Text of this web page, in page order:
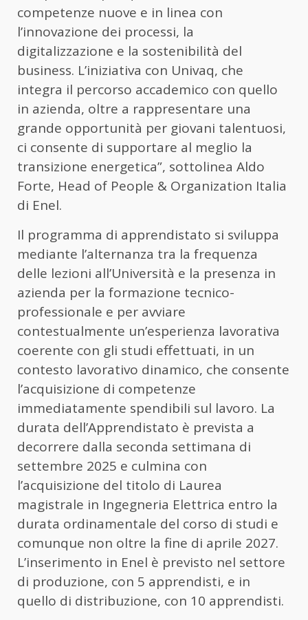
competenze nuove e in linea con
l’innovazione dei processi, la
digitalizzazione e la sostenibilità del
business. L’iniziativa con Univaq, che
integra il percorso accademico con quello
in azienda, oltre a rappresentare una
grande opportunità per giovani talentuosi,
ci consente di supportare al meglio la
transizione energetica”, sottolinea Aldo
Forte, Head of People & Organization Italia
di Enel.
Il programma di apprendistato si sviluppa
mediante l’alternanza tra la frequenza
delle lezioni all’Università e la presenza in
azienda per la formazione tecnico-
professionale e per avviare
contestualmente un’esperienza lavorativa
coerente con gli studi effettuati, in un
contesto lavorativo dinamico, che consente
l’acquisizione di competenze
immediatamente spendibili sul lavoro. La
durata dell’Apprendistato è prevista a
decorrere dalla seconda settimana di
settembre 2025 e culmina con
l’acquisizione del titolo di Laurea
magistrale in Ingegneria Elettrica entro la
durata ordinamentale del corso di studi e
comunque non oltre la fine di aprile 2027.
L’inserimento in Enel è previsto nel settore
di produzione, con 5 apprendisti, e in
quello di distribuzione, con 10 apprendisti.